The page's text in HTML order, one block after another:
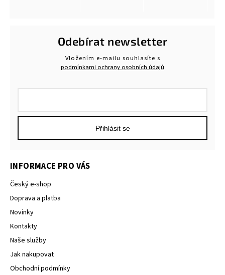
INFORMACE PRO VÁS
Český e-shop
Doprava a platba
Novinky
Kontakty
Naše služby
Jak nakupovat
Obchodní podmínky
Odebírat newsletter
Vložením e-mailu souhlasíte s
podmínkami ochrany osobních údajů
Přihlásit se